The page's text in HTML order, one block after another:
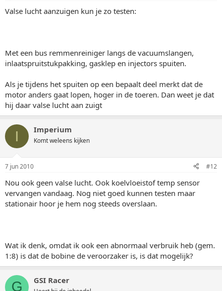
Valse lucht aanzuigen kun je zo testen:
Met een bus remmenreiniger langs de vacuumslangen,
inlaatspruitstukpakking, gasklep en injectors spuiten.
Als je tijdens het spuiten op een bepaalt deel merkt dat de
motor anders gaat lopen, hoger in de toeren. Dan weet je dat
hij daar valse lucht aan zuigt
I Imperium
Komt weleens kijken
7 jun 2010 #12
Nou ook geen valse lucht. Ook koelvloeistof temp sensor
vervangen vandaag. Nog niet goed kunnen testen maar
stationair hoor je hem nog steeds overslaan.
Wat ik denk, omdat ik ook een abnormaal verbruik heb (gem.
1:8) is dat de bobine de veroorzaker is, is dat mogelijk?
G GSI Racer